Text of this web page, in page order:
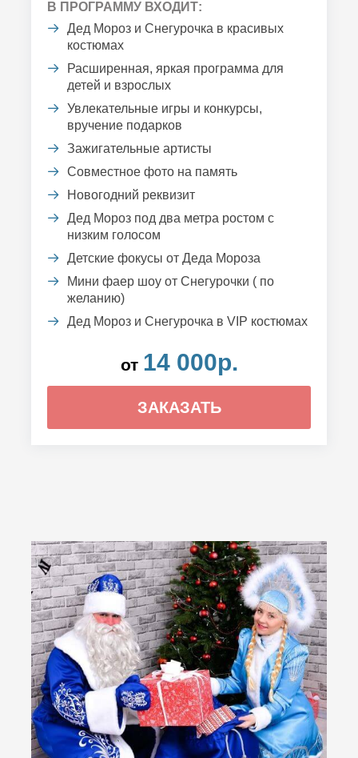
В ПРОГРАММУ ВХОДИТ:
Дед Мороз и Снегурочка в красивых
костюмах
Расширенная, яркая программа для
детей и взрослых
Увлекательные игры и конкурсы,
вручение подарков
Зажигательные артисты
Совместное фото на память
Новогодний реквизит
Дед Мороз под два метра ростом с
низким голосом
Детские фокусы от Деда Мороза
Мини фаер шоу от Снегурочки ( по
желанию)
Дед Мороз и Снегурочка в VIP костюмах
от 14 000р.
ЗАКАЗАТЬ